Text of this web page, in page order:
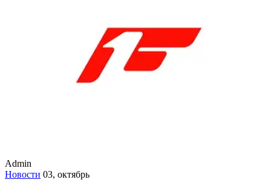
Admin
Новости 03, октябрь